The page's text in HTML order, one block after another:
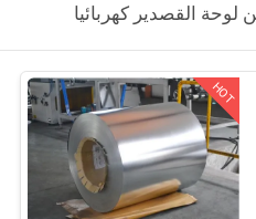
كهربائيا
لوحة القصدير كهربائيا
HOT